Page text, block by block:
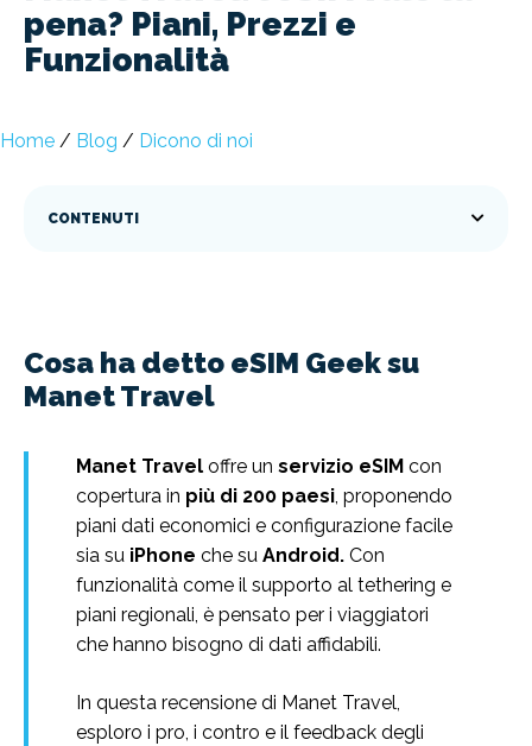
pena? Piani, Prezzi e
Funzionalità
Home / Blog / Dicono di noi
CONTENUTI
Cosa ha detto eSIM Geek su
Manet Travel
Manet Travel offre un servizio eSIM con
copertura in più di 200 paesi, proponendo
piani dati economici e configurazione facile
sia su iPhone che su Android. Con
funzionalità come il supporto al tethering e
piani regionali, è pensato per i viaggiatori
che hanno bisogno di dati affidabili.
In questa recensione di Manet Travel,
esploro i pro, i contro e il feedback degli